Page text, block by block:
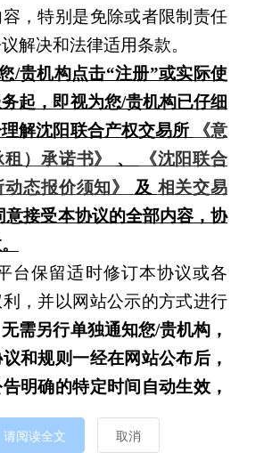
，特别是免除或者限制责任
解决和法律适用条款。
/贵机构点击“注册”或实际使
起，即视为您/贵机构已仔细
解沈阳联合产权交易所
《意
）承诺书》 、
《沈阳联合
态报价须知》 及 相关交易
意接受本协议的全部内容，协
台保留适时修订本协议或各
，并以网站公示的方式进行
需另行单独通知您/贵机构，
和规则一经在网站公布后，
明确的特定时间自动生效，
在生效之后继续使用本平台，
机构已经阅读、理解并接受经
请阅读全文 取消